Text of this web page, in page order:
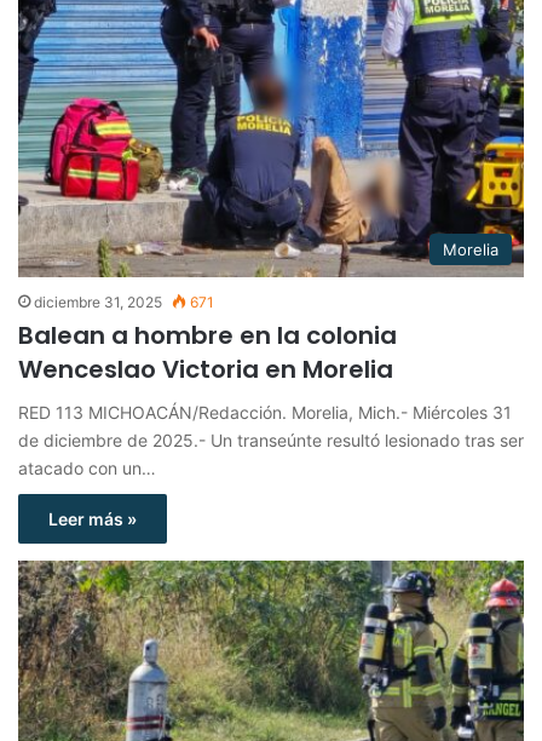
Morelia
diciembre 31, 2025 671
Balean a hombre en la colonia
Wenceslao Victoria en Morelia
RED 113 MICHOACÁN/Redacción. Morelia, Mich.- Miércoles 31
de diciembre de 2025.- Un transeúnte resultó lesionado tras ser
atacado con un…
Leer más »